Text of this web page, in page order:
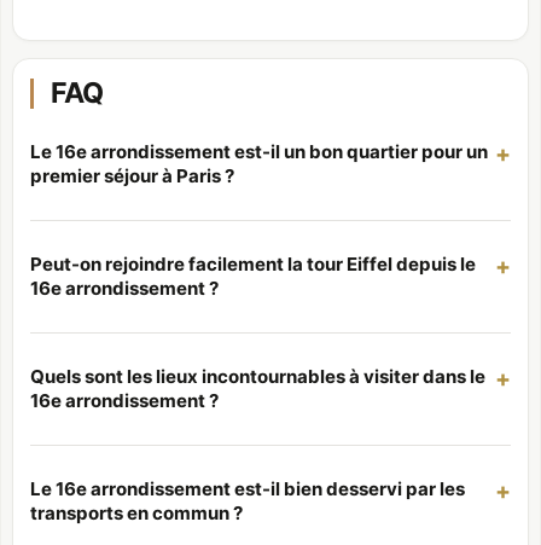
FAQ
Le 16e arrondissement est-il un bon quartier pour un
premier séjour à Paris ?
Peut-on rejoindre facilement la tour Eiffel depuis le
16e arrondissement ?
Quels sont les lieux incontournables à visiter dans le
16e arrondissement ?
Le 16e arrondissement est-il bien desservi par les
transports en commun ?